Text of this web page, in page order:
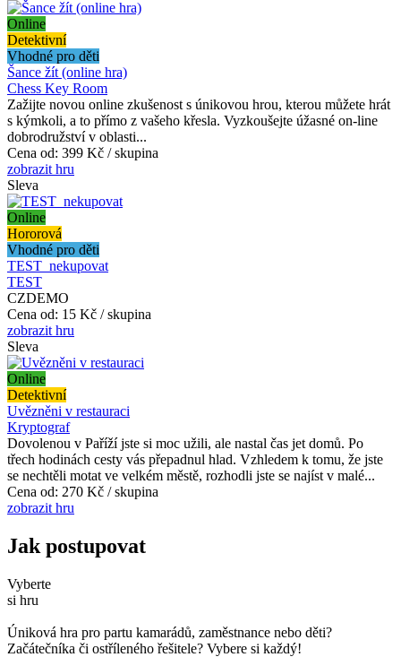
Online
Detektivní
Vhodné pro děti
Šance žít (online hra)
Chess Key Room
Zažijte novou online zkušenost s únikovou hrou, kterou můžete hrát
s kýmkoli, a to přímo z vašeho křesla. Vyzkoušejte úžasné on-line
dobrodružství v oblasti...
Cena od: 399 Kč / skupina
zobrazit hru
Sleva
Online
Hororová
Vhodné pro děti
TEST_nekupovat
TEST
CZDEMO
Cena od: 15 Kč / skupina
zobrazit hru
Sleva
Online
Detektivní
Uvězněni v restauraci
Kryptograf
Dovolenou v Paříží jste si moc užili, ale nastal čas jet domů. Po
třech hodinách cesty vás přepadnul hlad. Vzhledem k tomu, že jste
se nechtěli motat ve velkém městě, rozhodli jste se najíst v malé...
Cena od: 270 Kč / skupina
zobrazit hru
Jak postupovat
Vyberte
si hru
Úniková hra pro partu kamarádů, zaměstnance nebo děti?
Začátečníka či ostříleného řešitele? Vybere si každý!